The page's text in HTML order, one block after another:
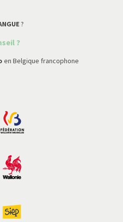
?
?
en Belgique francophone